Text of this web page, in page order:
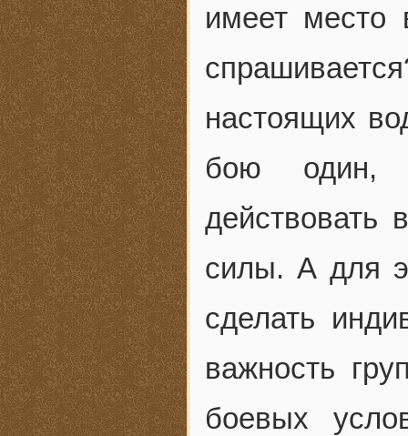
имеет место
настоящих
бою один,
действовать
силы. А для
сделать
важность
боевых